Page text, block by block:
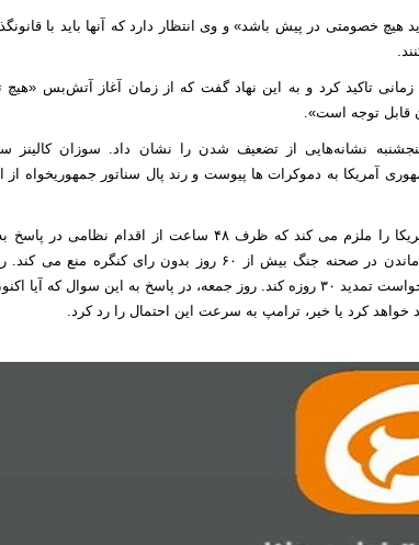
خصومتی در پیش باشد» و وی انتظار دارد که آنها باید با
تاکید کرد و به این نهاد گفت که از زمان آغاز آتش‌بس «هیچ
قابل توجه است».
نشانه‌هایی از تضعیف شدن را نشان داد. سوزان کالینز
آمریکا به دموکرات ها پیوست و رند پال سناتور جمهوریخواه از
قطعنامه اختیارات جنگی مصوب سال ۱۹۷۳، رئیس جمهوری آمریکا را ملزم می ‌کند که ظرف ۴۸ ساعت از اقدام
تهدید قریب‌الوقوع، کنگره را مطلع کند و نیروهای مسلح را از ماندن در صحنه جنگ بیش از ۶۰ روز بدون رای کنگره
جمهور همچنین می‌تواند برای اطمینان از خروج ایمن نیروها، درخواست تمدید ۳۰ روزه کند. روز جمعه، در پاسخ به این سوال که
کرد یا خیر، ترامپ به سرعت این احتمال را رد کرد.